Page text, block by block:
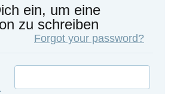
ein, um eine
zu schreiben
Forgot your password?